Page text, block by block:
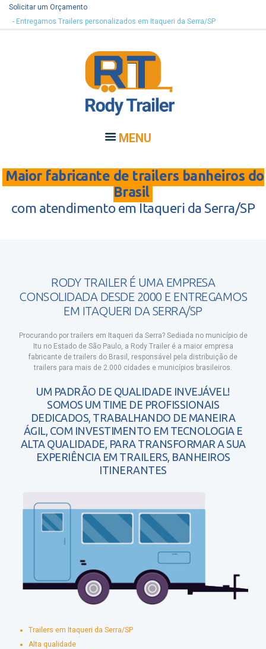
Solicitar um Orçamento
- Entregamos Trailers personalizados em Itaqueri da Serra/SP
MENU
Maior fabricante de trailers banheiros do
Brasil
com atendimento em Itaqueri da Serra/SP
RODY TRAILER É UMA EMPRESA
CONSOLIDADA DESDE 2000 E ENTREGAMOS
EM ITAQUERI DA SERRA/SP
Procurando por trailers em Itaqueri da Serra?Sediada no município de
Itu no Estado de São Paulo, a Rody Trailer é a maior empresa
fabricante de trailers do Brasil, responsável pela distribuição de
trailers para mais de 2.000 cidades e municípios brasileiros.
UM PADRÃO DE QUALIDADE INVEJÁVEL!
SOMOS UM TIME DE PROFISSIONAIS
DEDICADOS, TRABALHANDO DE MANEIRA
ÁGIL, COM INVESTIMENTO EM TECNOLOGIA E
ALTA QUALIDADE, PARA TRANSFORMAR A SUA
EXPERIÊNCIA EM TRAILERS, BANHEIROS
ITINERANTES
Trailers em Itaqueri da Serra/SP
Alta qualidade